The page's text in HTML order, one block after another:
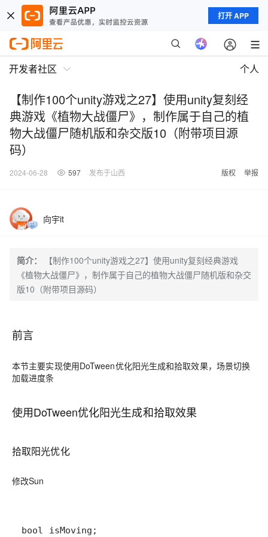
打开 APP
开发者社区 个人
【制作100个unity游戏之27】使用unity复刻经
典游戏《植物大战僵尸》，制作属于自己的植
物大战僵尸随机版和杂交版10（附带项目源
码）
2024-06-28 597 发布于山西 版权 举报
向宇it
简介：
【制作100个unity游戏之27】使用unity复刻经典游戏
《植物大战僵尸》，制作属于自己的植物大战僵尸随机版和杂交
版10（附带项目源码）
前言
本节主要实现使用DoTween优化阳光生成和拾取效果，场景切换
加载进度条
使用DoTween优化阳光生成和拾取效果
拾取阳光优化
修改Sun